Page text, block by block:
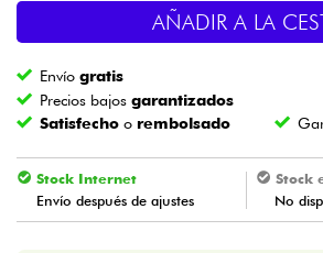
Batería y percusión
Vientos
Violines y cuarteto
Niños
AÑADIR A LA
Envíogratis
Precios bajosgarantizados
Satisfecho o rembolsado
Stock Internet
Envío después de ajustes
Stock
No